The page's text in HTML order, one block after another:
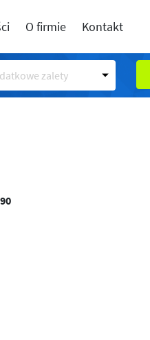
O firmie Kontakt
zalety